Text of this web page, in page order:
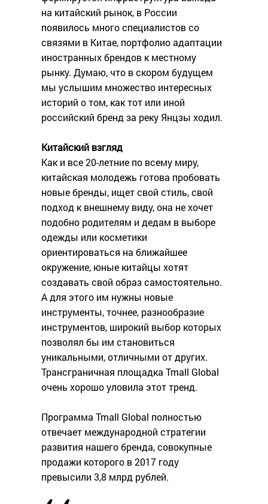
на китайский рынок, в России
появилось много специалистов со
связями в Китае, портфолио адаптации
иностранных брендов к местному
рынку. Думаю, что в скором будущем
мы услышим множество интересных
историй о том, как тот или иной
российский бренд за реку Янцзы ходил.
Китайский взгляд
Как и все 20-летние по всему миру,
китайская молодежь готова пробовать
новые бренды, ищет свой стиль, свой
подход к внешнему виду, она не хочет
подобно родителям и дедам в выборе
одежды или косметики
ориентироваться на ближайшее
окружение, юные китайцы хотят
создавать свой образ самостоятельно.
А для этого им нужны новые
инструменты, точнее, разнообразие
инструментов, широкий выбор которых
позволял бы им становиться
уникальными, отличными от других.
Трансграничная площадка Tmall Global
очень хорошо уловила этот тренд.
Программа Tmall Global полностью
отвечает международной стратегии
развития нашего бренда, совокупные
продажи которого в 2017 году
превысили 3,8 млрд рублей.